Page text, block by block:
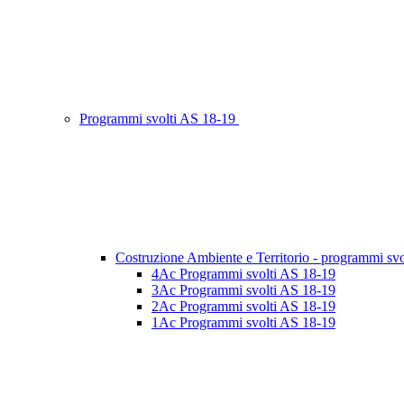
Programmi svolti AS 18-19
Costruzione Ambiente e Territorio - programmi
4Ac Programmi svolti AS 18-19
3Ac Programmi svolti AS 18-19
2Ac Programmi svolti AS 18-19
1Ac Programmi svolti AS 18-19